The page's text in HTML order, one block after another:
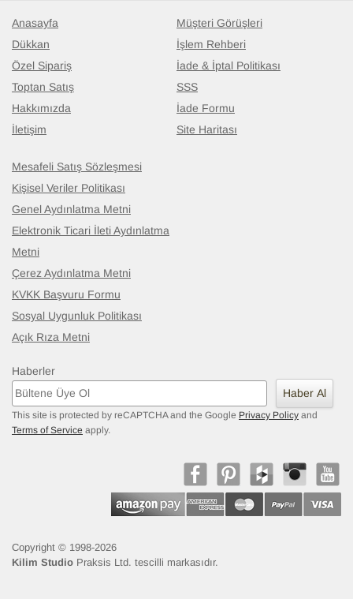
Anasayfa
Dükkan
Özel Sipariş
Toptan Satış
Hakkımızda
İletişim
Müşteri Görüşleri
İşlem Rehberi
İade & İptal Politikası
SSS
İade Formu
Site Haritası
Mesafeli Satış Sözleşmesi
Kişisel Veriler Politikası
Genel Aydınlatma Metni
Elektronik Ticari İleti Aydınlatma
Metni
Çerez Aydınlatma Metni
KVKK Başvuru Formu
Sosyal Uygunluk Politikası
Açık Rıza Metni
Haberler
Haber Al
This site is protected by reCAPTCHA and the Google Privacy Policy and
Terms of Service apply.
Copyright © 1998-2026
Kilim Studio Praksis Ltd. tescilli markasıdır.